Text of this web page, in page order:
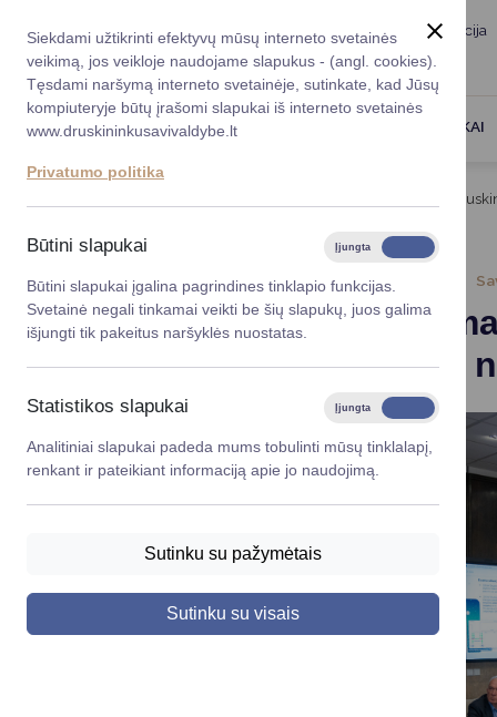
Siekdami užtikrinti efektyvų mūsų interneto svetainės
veikimą, jos veikloje naudojame slapukus - (angl. cookies).
Tęsdami naršymą interneto svetainėje, sutinkate, kad Jūsų
kompiuteryje būtų įrašomi slapukai iš interneto svetainės
www.druskininkusavivaldybe.lt
Privatumo politika
Būtini slapukai Įjungta
Būtini slapukai įgalina pagrindines tinklapio funkcijas.
Svetainė negali tinkamai veikti be šių slapukų, juos galima
išjungti tik pakeitus naršyklės nuostatas.
Statistikos slapukai Įjungta
Analitiniai slapukai padeda mums tobulinti mūsų tinklalapį,
renkant ir pateikiant informaciją apie jo naudojimą.
Sutinku su pažymėtais
Sutinku su visais
Taryba Meras
Registruokitės
Vicemerai
Mero patarėja
Administracija
Savivaldybės
Planavimo
Korupcijos
Viešieji
Lygios
Savivaldybės
Finansų
Organizacinė
Karjera DUK
DRUSKININKAI
Papildoma elektros linija
2026-01-15
pagaliau